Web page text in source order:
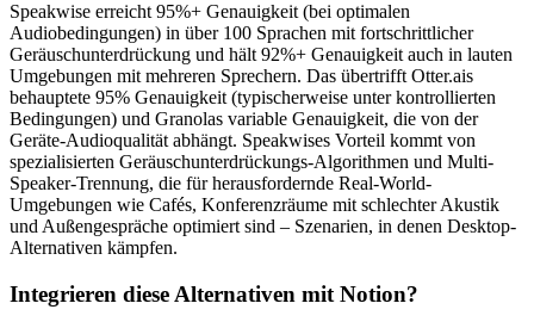
Speakwise erreicht 95%+ Genauigkeit (bei optimalen
Audiobedingungen) in über 100 Sprachen mit fortschrittlicher
Geräuschunterdrückung und hält 92%+ Genauigkeit auch in lauten
Umgebungen mit mehreren Sprechern. Das übertrifft Otter.ais
behauptete 95% Genauigkeit (typischerweise unter kontrollierten
Bedingungen) und Granolas variable Genauigkeit, die von der
Geräte-Audioqualität abhängt. Speakwises Vorteil kommt von
spezialisierten Geräuschunterdrückungs-Algorithmen und Multi-
Speaker-Trennung, die für herausfordernde Real-World-
Umgebungen wie Cafés, Konferenzräume mit schlechter Akustik
und Außengespräche optimiert sind – Szenarien, in denen Desktop-
Alternativen kämpfen.
Integrieren diese Alternativen mit Notion?